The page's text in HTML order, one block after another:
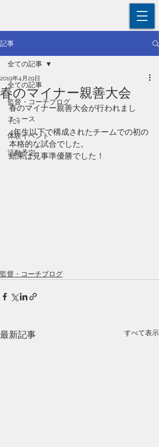
記事
全ての記事
監督・コーチブログ
ニュース
体験イベント
活動予定
全ての記事
春のマイナー親善大会
2019年4月29日
春のマイナー親善大会が行われまし
た。
4年生以下で構成されたチームでの初の
本格的な試合でした。
結果は見事準優勝でした！
監督・コーチブログ
最新記事 すべて表示